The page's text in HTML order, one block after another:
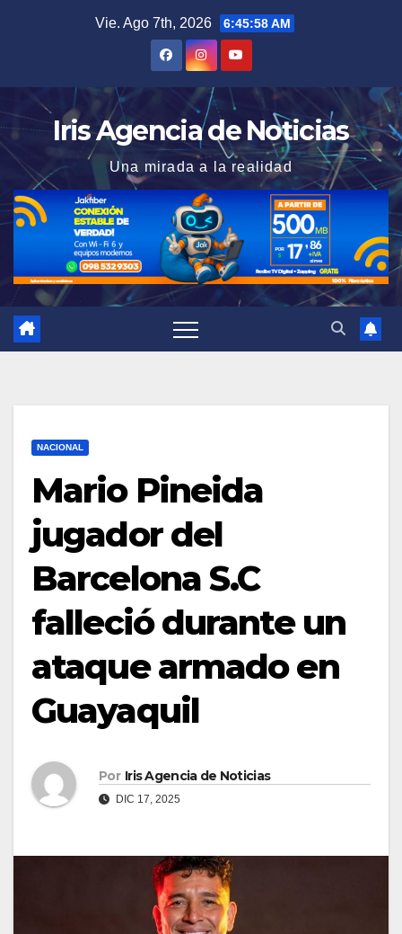
Vie. Ago 7th, 2026 6:45:59 AM
Iris Agencia de Noticias
Una mirada a la realidad
NACIONAL
Mario Pineida
jugador del
Barcelona S.C
falleció durante un
ataque armado en
Guayaquil
Por Iris Agencia de Noticias
DIC 17, 2025